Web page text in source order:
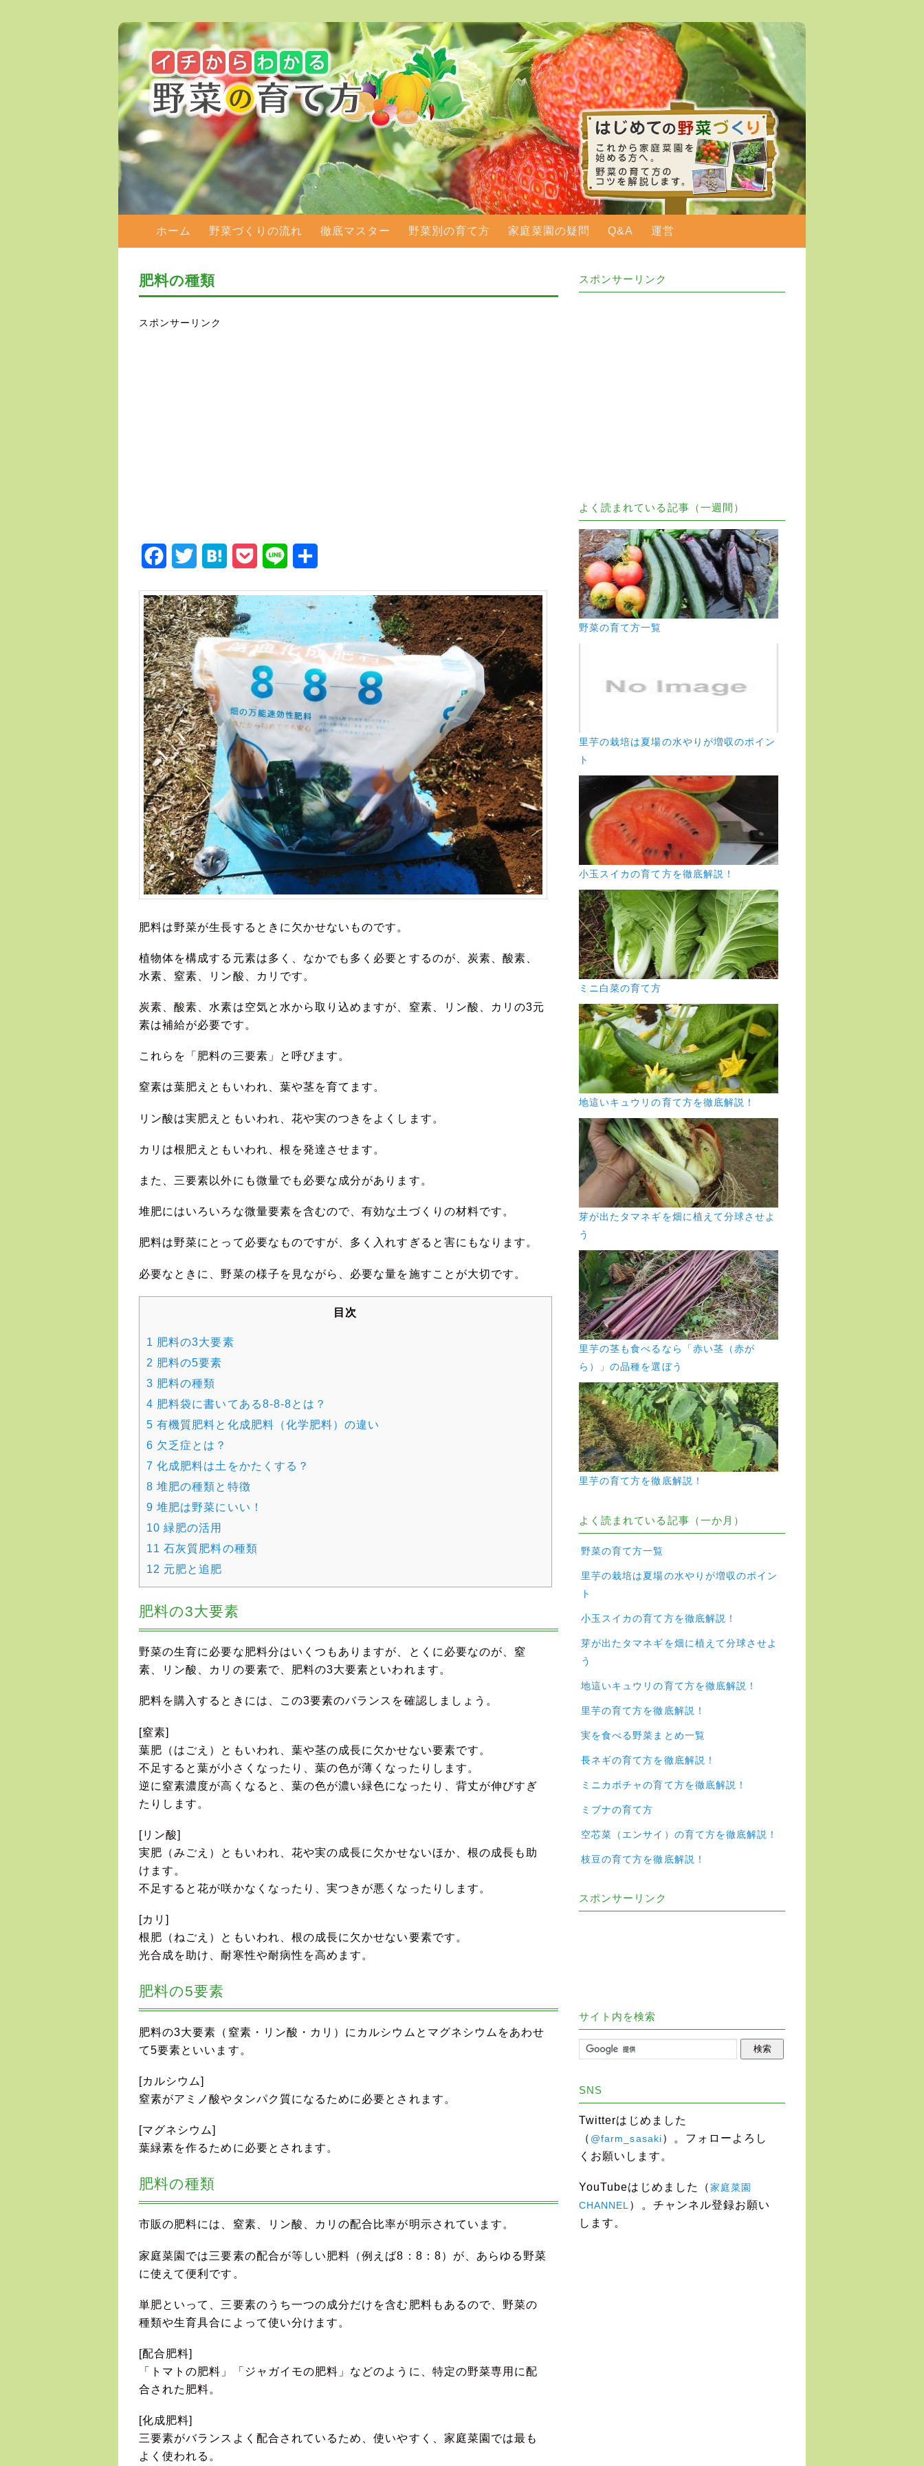
メインメニュー
メインコンテンツへ移動
ホーム 野菜づくりの流れ 徹底マスター 野菜別の育て方 家庭菜園の疑問 Q&A 運営
肥料の種類
スポンサーリンク
Facebook
Twitter HatenaPocket Line
肥料は野菜が生長するときに欠かせないものです。
植物体を構成する元素は多く、なかでも多く必要とするのが、炭素、酸素、
水素、窒素、リン酸、カリです。
炭素、酸素、水素は空気と水から取り込めますが、窒素、リン酸、カリの3元
素は補給が必要です。
これらを「肥料の三要素」と呼びます。
窒素は葉肥えともいわれ、葉や茎を育てます。
リン酸は実肥えともいわれ、花や実のつきをよくします。
カリは根肥えともいわれ、根を発達させます。
また、三要素以外にも微量でも必要な成分があります。
堆肥にはいろいろな微量要素を含むので、有効な土づくりの材料です。
肥料は野菜にとって必要なものですが、多く入れすぎると害にもなります。
必要なときに、野菜の様子を見ながら、必要な量を施すことが大切です。
目次
1 肥料の3大要素
2 肥料の5要素
3 肥料の種類
4 肥料袋に書いてある8-8-8とは？
5 有機質肥料と化成肥料（化学肥料）の違い
6 欠乏症とは？
7 化成肥料は土をかたくする？
8 堆肥の種類と特徴
9 堆肥は野菜にいい！
10 緑肥の活用
11 石灰質肥料の種類
12 元肥と追肥
肥料の3大要素
野菜の生育に必要な肥料分はいくつもありますが、とくに必要なのが、窒
素、リン酸、カリの要素で、肥料の3大要素といわれます。
肥料を購入するときには、この3要素のバランスを確認しましょう。
[窒素]
葉肥（はごえ）ともいわれ、葉や茎の成長に欠かせない要素です。
不足すると葉が小さくなったり、葉の色が薄くなったりします。
逆に窒素濃度が高くなると、葉の色が濃い緑色になったり、背丈が伸びすぎ
たりします。
[リン酸]
実肥（みごえ）ともいわれ、花や実の成長に欠かせないほか、根の成長も助
けます。
不足すると花が咲かなくなったり、実つきが悪くなったりします。
[カリ]
根肥（ねごえ）ともいわれ、根の成長に欠かせない要素です。
光合成を助け、耐寒性や耐病性を高めます。
肥料の5要素
肥料の3大要素（窒素・リン酸・カリ）にカルシウムとマグネシウムをあわせ
て5要素といいます。
[カルシウム]
窒素がアミノ酸やタンパク質になるために必要とされます。
[マグネシウム]
葉緑素を作るために必要とされます。
肥料の種類
市販の肥料には、窒素、リン酸、カリの配合比率が明示されています。
家庭菜園では三要素の配合が等しい肥料（例えば8：8：8）が、あらゆる野菜
に使えて便利です。
単肥といって、三要素のうち一つの成分だけを含む肥料もあるので、野菜の
種類や生育具合によって使い分けます。
[配合肥料]
「トマトの肥料」「ジャガイモの肥料」などのように、特定の野菜専用に配
合された肥料。
[化成肥料]
三要素がバランスよく配合されているため、使いやすく、家庭菜園では最も
よく使われる。
スポンサーリンク
よく読まれている記事（一週間）
野菜の育て方一覧
里芋の栽培は夏場の水やりが増収のポイン
ト
小玉スイカの育て方を徹底解説！
ミニ白菜の育て方
地這いキュウリの育て方を徹底解説！
芽が出たタマネギを畑に植えて分球させよ
う
里芋の茎も食べるなら「赤い茎（赤が
ら）」の品種を選ぼう
里芋の育て方を徹底解説！
よく読まれている記事（一か月）
野菜の育て方一覧
里芋の栽培は夏場の水やりが増収のポイン
ト
小玉スイカの育て方を徹底解説！
芽が出たタマネギを畑に植えて分球させよ
う
地這いキュウリの育て方を徹底解説！
里芋の育て方を徹底解説！
実を食べる野菜まとめ一覧
長ネギの育て方を徹底解説！
ミニカボチャの育て方を徹底解説！
ミブナの育て方
空芯菜（エンサイ）の育て方を徹底解説！
枝豆の育て方を徹底解説！
スポンサーリンク
サイト内を検索
SNS
Twitterはじめました
（ @farm_sasaki）。フォローよろし
くお願いします。
YouTubeはじめました（家庭菜園
CHANNEL ）。チャンネル登録お願い
します。